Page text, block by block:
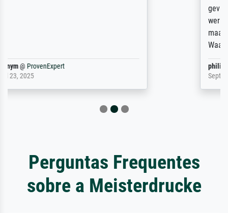
philip@
Perguntas Frequentes
sobre a Meisterdrucke